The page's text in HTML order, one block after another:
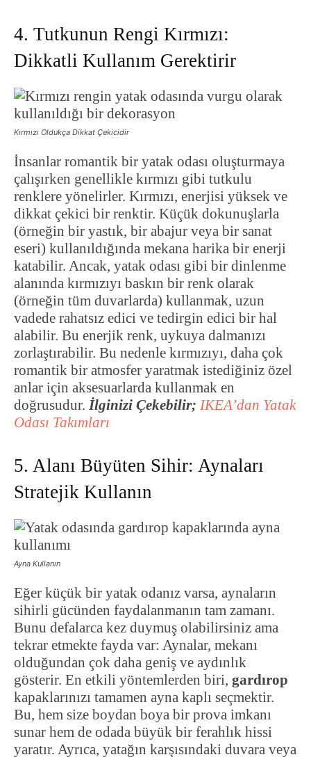
4. Tutkunun Rengi Kırmızı:
Dikkatli Kullanım Gerektirir
Kırmızı Oldukça Dikkat Çekicidir
İnsanlar romantik bir yatak odası oluşturmaya
çalışırken genellikle kırmızı gibi tutkulu
renklere yönelirler. Kırmızı, enerjisi yüksek ve
dikkat çekici bir renktir. Küçük dokunuşlarla
(örneğin bir yastık, bir abajur veya bir sanat
eseri) kullanıldığında mekana harika bir enerji
katabilir. Ancak, yatak odası gibi bir dinlenme
alanında kırmızıyı baskın bir renk olarak
(örneğin tüm duvarlarda) kullanmak, uzun
vadede rahatsız edici ve tedirgin edici bir hal
alabilir. Bu enerjik renk, uykuya dalmanızı
zorlaştırabilir. Bu nedenle kırmızıyı, daha çok
romantik bir atmosfer yaratmak istediğiniz özel
anlar için aksesuarlarda kullanmak en
doğrusudur. İlginizi Çekebilir; IKEA’dan Yatak
Odası Takımları
5. Alanı Büyüten Sihir: Aynaları
Stratejik Kullanın
Ayna Kullanın
Eğer küçük bir yatak odanız varsa, aynaların
sihirli gücünden faydalanmanın tam zamanı.
Bunu defalarca kez duymuş olabilirsiniz ama
tekrar etmekte fayda var: Aynalar, mekanı
olduğundan çok daha geniş ve aydınlık
gösterir. En etkili yöntemlerden biri, gardırop
kapaklarınızı tamamen ayna kaplı seçmektir.
Bu, hem size boydan boya bir prova imkanı
sunar hem de odada büyük bir ferahlık hissi
yaratır. Ayrıca, yatağın karşısındaki duvara veya